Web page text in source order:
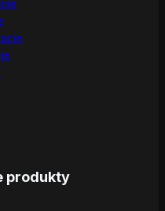
produkty